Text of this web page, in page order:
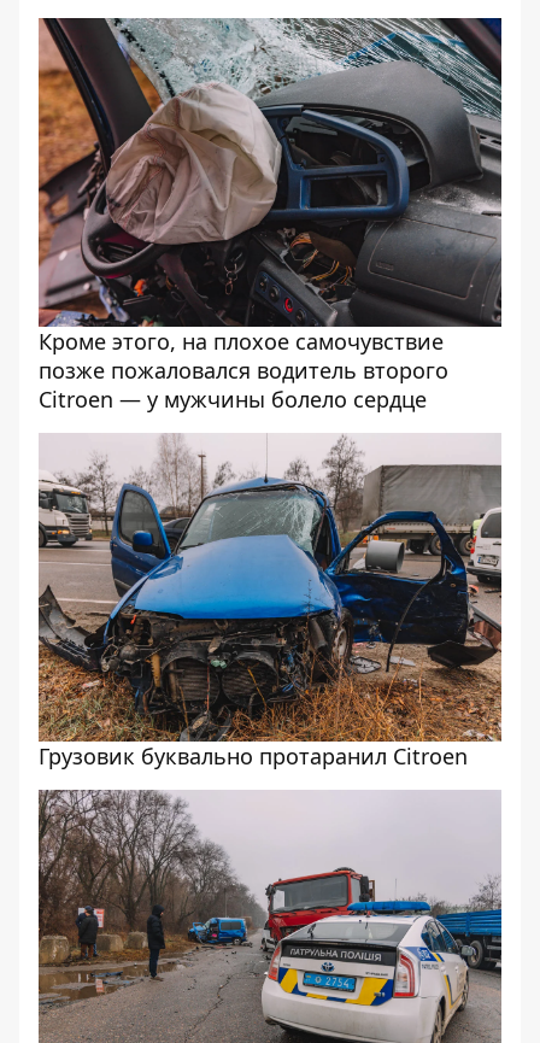
Кроме этого, на плохое самочувствие
позже пожаловался водитель второго
Citroen — у мужчины болело сердце
Грузовик буквально протаранил Citroen